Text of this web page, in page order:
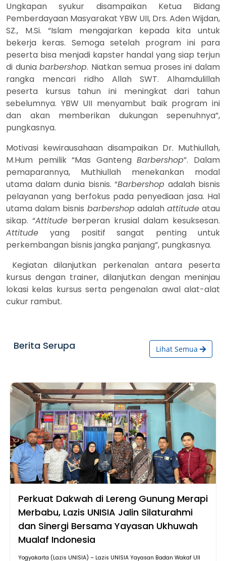
Ungkapan syukur disampaikan Ketua Bidang
Pemberdayaan Masyarakat YBW UII, Drs. Aden Wijdan,
SZ., M.Si. “Islam mengajarkan kepada kita untuk
bekerja keras. Semoga setelah program ini para
peserta bisa menjadi kapster handal yang siap terjun
di duniabarbershop. Niatkan semua proses ini dalam
rangka mencari ridho Allah SWT. Alhamdulillah
peserta kursus tahun ini meningkat dari tahun
sebelumnya. YBW UII menyambut baik program ini
dan akan memberikan dukungan sepenuhnya”,
pungkasnya.
Motivasi kewirausahaan disampaikan Dr. Muthiullah,
M.Hum pemilik “Mas GantengBarbershop”. Dalam
pemaparannya, Muthiullah menekankan modal
utama dalam dunia bisnis. “Barbershop adalah bisnis
pelayanan yang berfokus pada penyediaan jasa. Hal
utama dalam bisnis barbershopadalah attitudeatau
sikap. “Attitude berperan krusial dalam kesuksesan.
Attitudeyang positif sangat penting untuk
perkembangan bisnis jangka panjang”, pungkasnya.
Kegiatan dilanjutkan perkenalan antara peserta
kursus dengan trainer, dilanjutkan dengan meninjau
lokasi kelas kursus serta pengenalan awal alat-alat
cukur rambut.
Berita Serupa Lihat Semua
Perkuat Dakwah di Lereng Gunung Merapi
Merbabu, Lazis UNISIA Jalin Silaturahmi
dan Sinergi Bersama Yayasan Ukhuwah
Mualaf Indonesia
Yogyakarta (Lazis UNISIA) – Lazis UNISIA Yayasan Badan Wakaf UII